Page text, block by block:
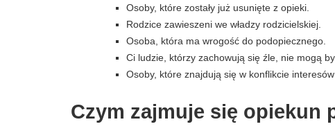
Osoby, które zostały już usunięte z opieki.
Rodzice zawieszeni we władzy rodzicielskiej.
Osoba, która ma wrogość do podopiecznego.
Ci ludzie, którzy zachowują się źle, nie mogą
Osoby, które znajdują się w konflikcie
Czym zajmuje się opiekun